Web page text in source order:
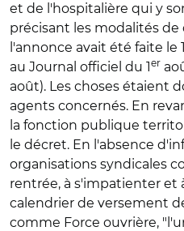
et de l'hospitalière qui y
précisant les modalités
l'annonce avait été faite le
au Journal officiel du 1er
août). Les choses étaient
agents concernés. En
la fonction publique
le décret. En l'absence
organisations syndicales
rentrée, à s'impatienter et
calendrier de versement
comme Force ouvrière,